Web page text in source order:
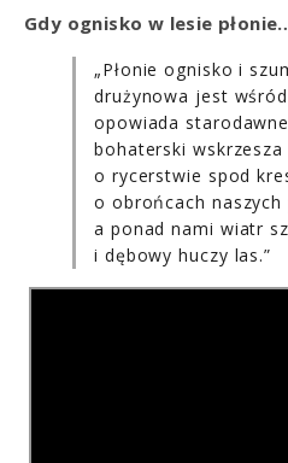
Gdy ognisko w lesie
„Płonie ognisko i
drużynowa jest
opowiada
bohaterski wskrzesza
o rycerstwie spod
o obrońcach naszych
a ponad nami wiatr
i dębowy huczy las.”